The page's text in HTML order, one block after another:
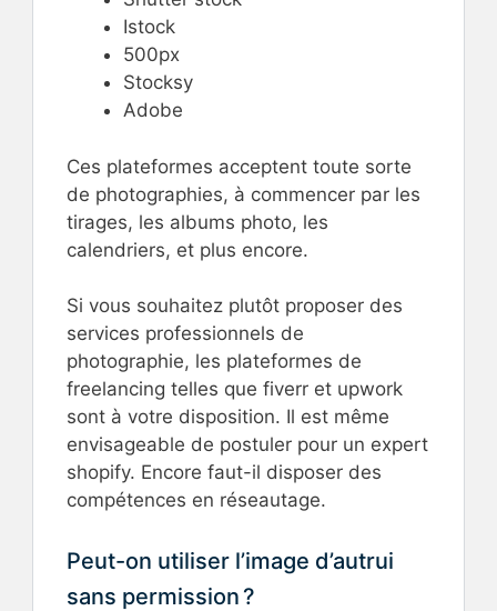
Istock
500px
Stocksy
Adobe
Ces plateformes acceptent toute sorte
de photographies, à commencer par les
tirages, les albums photo, les
calendriers, et plus encore.
Si vous souhaitez plutôt proposer des
services professionnels de
photographie, les plateformes de
freelancing telles que fiverr et upwork
sont à votre disposition. Il est même
envisageable de postuler pour un expert
shopify. Encore faut-il disposer des
compétences en réseautage.
Peut-on utiliser l’image d’autrui
sans permission ?